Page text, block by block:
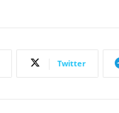
Twitter